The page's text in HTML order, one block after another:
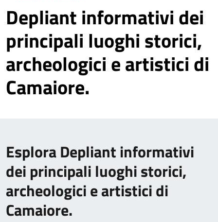
Depliant informativi dei
principali luoghi storici,
archeologici e artistici di
Camaiore.
Esplora Depliant informativi
dei principali luoghi storici,
archeologici e artistici di
Camaiore.